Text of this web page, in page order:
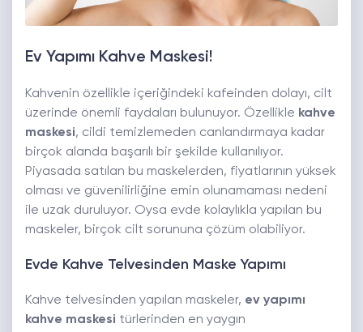
Ev Yapımı Kahve Maskesi!
Kahvenin özellikle içeriğindeki kafeinden dolayı, cilt
üzerinde önemli faydaları bulunuyor. Özellikle kahve
maskesi, cildi temizlemeden canlandırmaya kadar
birçok alanda başarılı bir şekilde kullanılıyor.
Piyasada satılan bu maskelerden, fiyatlarının yüksek
olması ve güvenilirliğine emin olunamaması nedeni
ile uzak duruluyor. Oysa evde kolaylıkla yapılan bu
maskeler, birçok cilt sorununa çözüm olabiliyor.
Evde Kahve Telvesinden Maske Yapımı
Kahve telvesinden yapılan maskeler, ev yapımı
kahve maskesi türlerinden en yaygın